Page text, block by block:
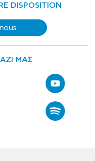
DISPOSITION
ΜΑΣ